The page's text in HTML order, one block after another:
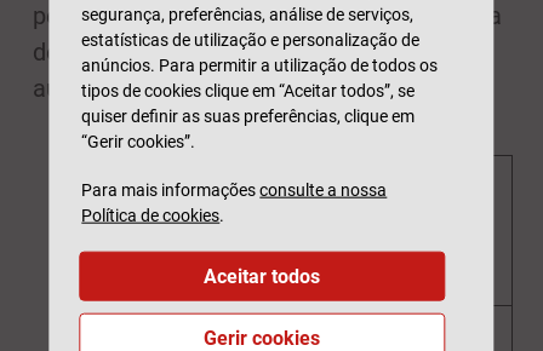
períodos em que um portador de uma carta
de caçador pode caçar cada espécie
autorizada. Em 2021/2022 será assim:
Espécie
ordenados
15 a 22 de agosto e 5 a 12
segurança, preferências, análise de serviços,
estatísticas de utilização e personalização de
anúncios. Para permitir a utilização de todos os
tipos de cookies clique em “Aceitar todos”, se
quiser definir as suas preferências, clique em
“Gerir cookies”.
Para mais informaçõesconsulte a nossa
Política de cookies.
Gerir cookies
Aceitar todos